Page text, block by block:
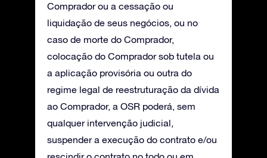
Comprador ou a cessação ou
liquidação de seus negócios, ou no
caso de morte do Comprador,
colocação do Comprador sob tutela ou
a aplicação provisória ou outra do
regime legal de reestruturação da dívida
ao Comprador, a OSR poderá, sem
qualquer intervenção judicial,
suspender a execução do contrato e/ou